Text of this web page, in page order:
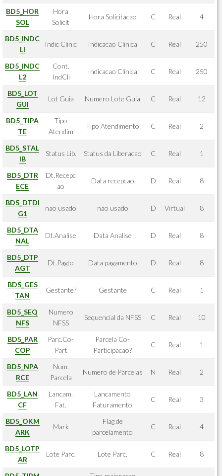
BD5_HOR
SOL
Hora
Solicit
Hora Solicitacao C Real 4
BD5_INDC
LI
Indic Clinic Indicacao Clinica C Real 250
BD5_INDC
L2
Cont.
IndCli
Indicacao Clinica C Real 250
BD5_LOT
GUI
Lot Guia Numero Lote Guia C Real 12
BD5_TIPA
TE
Tipo
Atendim
Tipo Atendimento C Real 2
BD5_STAL
IB
Status Lib. Status da Liberacao C Real 1
BD5_DTR
ECE
Dt.Recepc
ao
Data recepcao D Real 8
BD5_DTDI
G1
nao usado nao usado D Virtual 8
BD5_DTA
NAL
Dt.Analise Data Analise D Real 8
BD5_DTP
AGT
Dt.Pagto Data pagamento D Real 8
BD5_GES
TAN
Gestante? Gestante C Real 1
BD5_SEQ
NFS
Numero
NFSS
Sequencial da NFSS C Real 10
BD5_PAR
COP
Parc.Co-
Part
Parcela Co-
Participacao?
C Real 1
BD5_NPA
RCE
Num.
Parcela
Numero de Parcelas N Real 2
BD5_LAN
CF
Lancam.
Fat.
Lancamento
Faturamento
C Real 3
BD5_OKM
ARK
Mark
Flag de
parcelamento
C Real 4
BD5_LOTP
AR
Lote Parc. Lote Parc. C Real 8